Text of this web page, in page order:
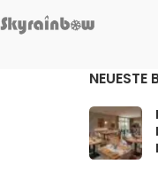
NEUESTE